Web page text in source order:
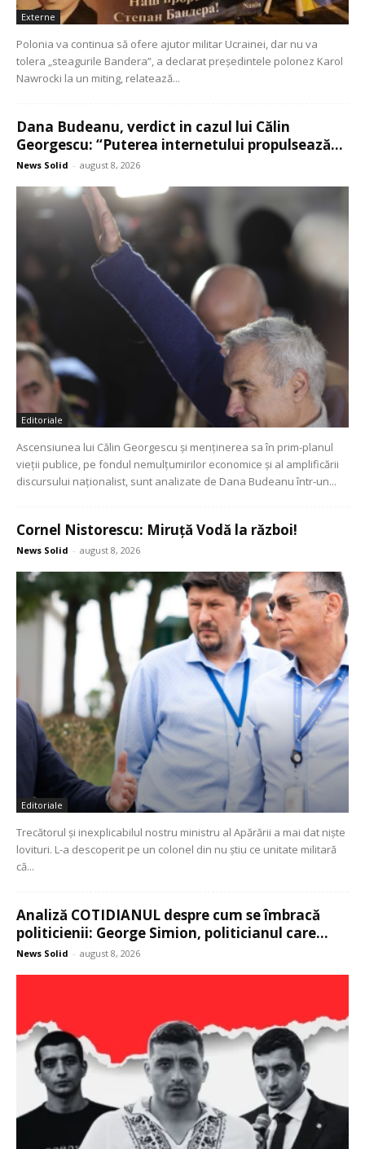
Externe
Polonia va continua să ofere ajutor militar Ucrainei, dar nu va
tolera „steagurile Bandera”, a declarat președintele polonez Karol
Nawrocki la un miting, relatează...
Dana Budeanu, verdict in cazul lui Călin
Georgescu: “Puterea internetului propulsează...
News Solid - august 8, 2026
Editoriale
Ascensiunea lui Călin Georgescu și menținerea sa în prim-planul
vieții publice, pe fondul nemulțumirilor economice și al amplificării
discursului naționalist, sunt analizate de Dana Budeanu într-un...
Cornel Nistorescu: Miruță Vodă la război!
News Solid - august 8, 2026
Editoriale
Trecătorul și inexplicabilul nostru ministru al Apărării a mai dat niște
lovituri. L-a descoperit pe un colonel din nu știu ce unitate militară
că...
Analiză COTIDIANUL despre cum se îmbracă
politicienii: George Simion, politicianul care...
News Solid - august 8, 2026